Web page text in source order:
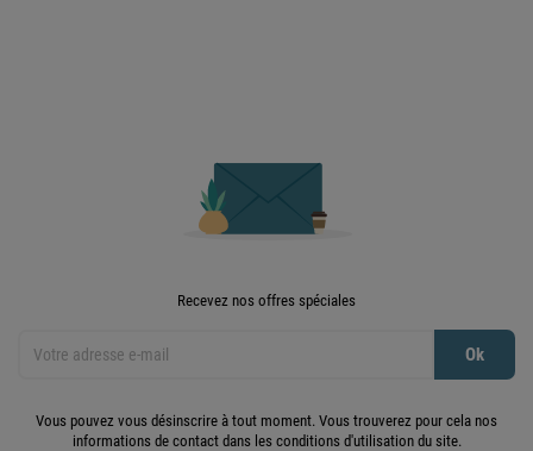
Recevez nos offres spéciales
Vous pouvez vous désinscrire à tout moment. Vous trouverez pour cela nos
informations de contact dans les conditions d'utilisation du site.